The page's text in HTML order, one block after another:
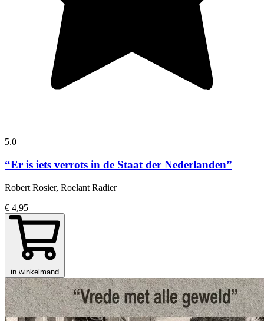
5.0
“Er is iets verrots in de Staat der Nederlanden”
Robert Rosier, Roelant Radier
€ 4,95
in winkelmand